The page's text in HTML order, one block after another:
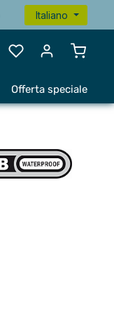
Italiano
Il
Offerta speciale